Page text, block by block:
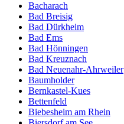
Bacharach
Bad Breisig
Bad Dürkheim
Bad Ems
Bad Hönningen
Bad Kreuznach
Bad Neuenahr-Ahrweiler
Baumholder
Bernkastel-Kues
Bettenfeld
Biebesheim am Rhein